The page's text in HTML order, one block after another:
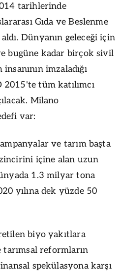
tarihlerinde
Gıda ve Beslenme
Dünyanın geleceği için
bugüne kadar birçok sivil
imzaladığı
tüm katılımcı
Milano
var:
ve tarım başta
içine alan uzun
1.3 milyar tona
yılına dek yüzde 50
biyo yakıtlara
reformların
spekülasyona karşı